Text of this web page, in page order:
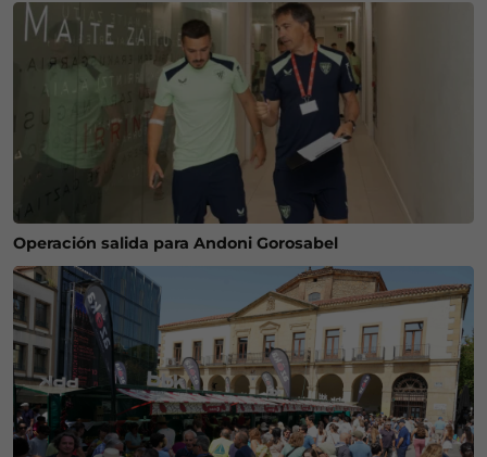
Operación salida para Andoni Gorosabel